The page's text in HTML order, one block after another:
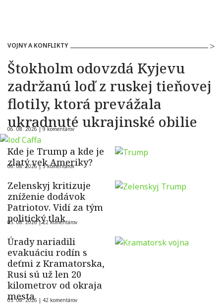
VOJNY A KONFLIKTY
Štokholm odovzdá Kyjevu
zadržanú loď z ruskej tieňovej
flotily, ktorá prevážala
ukradnuté ukrajinské obilie
06. 08. 2026 |9 komentárov
Kde je Trump a kde je
zlatý vek Ameriky?
06. 08. 2026 |5 komentárov
Zelenskyj kritizuje
zníženie dodávok
Patriotov. Vidí za tým
politický tlak
05. 08. 2026 |22 komentárov
Úrady nariadili
evakuáciu rodín s
deťmi z Kramatorska,
Rusi sú už len 20
kilometrov od okraja
mesta
05. 08. 2026 | 42 komentárov